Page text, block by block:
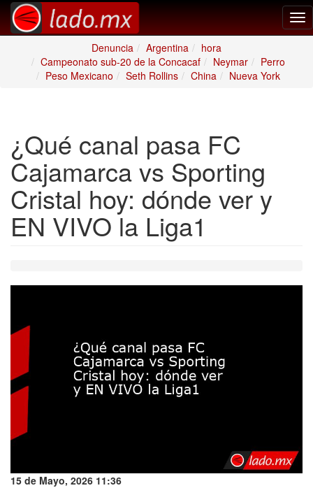
Denuncia
Argentina
hora
Campeonato sub-20 de la Concacaf
Neymar
Perro
Peso Mexicano
Seth Rollins China Nueva York
¿Qué canal pasa FC
Cajamarca vs Sporting
Cristal hoy: dónde ver y
EN VIVO la Liga1
15 de Mayo, 2026 11:36